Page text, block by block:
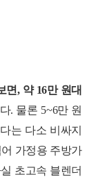
면, 약 16만 원대
. 물론 5~6만 원
는 다소 비싸지
가정용 주방가
초고속 블렌더